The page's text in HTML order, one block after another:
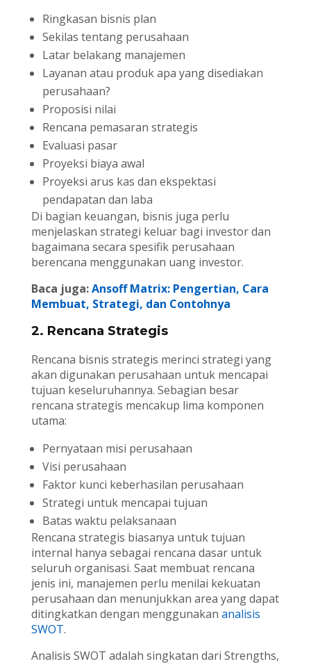
Ringkasan bisnis plan
Sekilas tentang perusahaan
Latar belakang manajemen
Layanan atau produk apa yang disediakan
perusahaan?
Proposisi nilai
Rencana pemasaran strategis
Evaluasi pasar
Proyeksi biaya awal
Proyeksi arus kas dan ekspektasi
pendapatan dan laba
Di bagian keuangan, bisnis juga perlu
menjelaskan strategi keluar bagi investor dan
bagaimana secara spesifik perusahaan
berencana menggunakan uang investor.
Baca juga:Ansoff Matrix: Pengertian, Cara
Membuat, Strategi, dan Contohnya
2. Rencana Strategis
Rencana bisnis strategis merinci strategi yang
akan digunakan perusahaan untuk mencapai
tujuan keseluruhannya. Sebagian besar
rencana strategis mencakup lima komponen
utama:
Pernyataan misi perusahaan
Visi perusahaan
Faktor kunci keberhasilan perusahaan
Strategi untuk mencapai tujuan
Batas waktu pelaksanaan
Rencana strategis biasanya untuk tujuan
internal hanya sebagai rencana dasar untuk
seluruh organisasi. Saat membuat rencana
jenis ini, manajemen perlu menilai kekuatan
perusahaan dan menunjukkan area yang dapat
ditingkatkan dengan menggunakan analisis
SWOT.
Analisis SWOT adalah singkatan dari Strengths,